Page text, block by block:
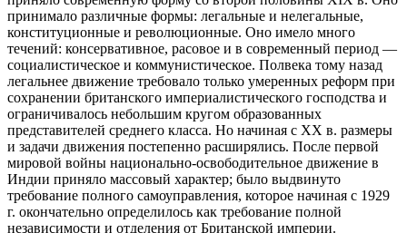
принимало различные формы: легальные и нелегальные,
конституционные и революционные. Оно имело много
течений: консервативное, расовое и в современный период —
социалистическое и коммунистическое. Полвека тому назад
легальнее движение требовало только умеренных реформ при
сохранении британского империалистического господства и
ограничивалось небольшим кругом образованных
представителей среднего класса. Но начиная с XX в. размеры
и задачи движения постепенно расширялись. После первой
мировой войны национально-освободительное движение в
Индии приняло массовый характер; было выдвинуто
требование полного самоуправления, которое начиная с 1929
г. окончательно определилось как требование полной
независимости и отделения от Британской империи.